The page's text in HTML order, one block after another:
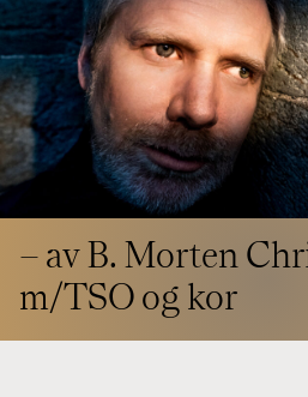
TSOs venner
Bærekraft & samfunn
TSO mot 2030
Opera
Barn & unge
TSO talent
Princess Astrid
Jobbe hos oss
Samarbeidspartnere
Nyheter
– av B. Morten
m/TSO og kor